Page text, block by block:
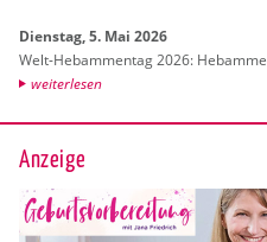
Diens­tag, 5. Mai 2026
Welt-Heb­am­men­tag 2026:
wei­ter­le­sen
Anzeige